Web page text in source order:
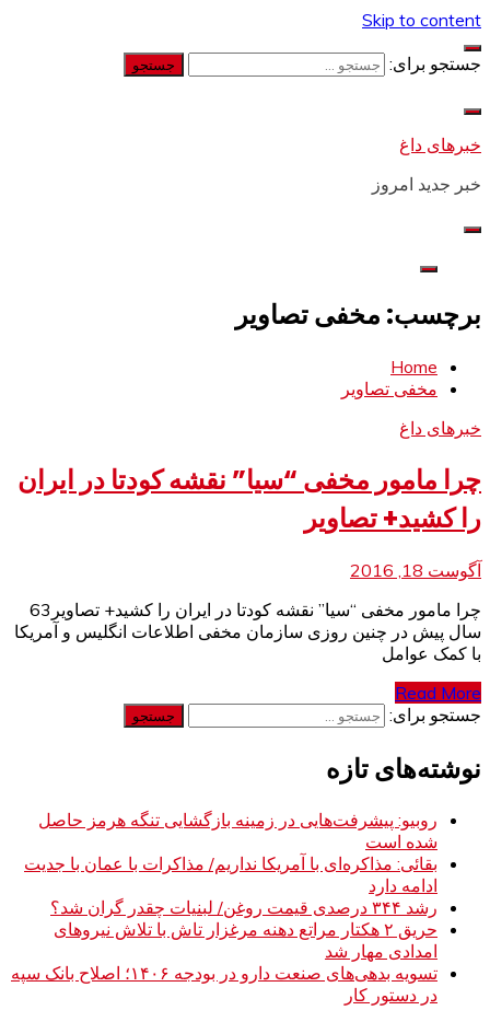
Skip to content
جستجو برای:
خبرهای داغ
خبر جدید امروز
برچسب: مخفی تصاویر
Home
مخفی تصاویر
خبرهای داغ
چرا مامور مخفی “سیا” نقشه کودتا در ایران
را کشید+ تصاویر
آگوست 18, 2016
چرا مامور مخفی “سیا” نقشه کودتا در ایران را کشید+ تصاویر63
سال پیش در چنین روزی سازمان مخفی اطلاعات انگلیس و آمریکا
با کمک عوامل
Read More
جستجو برای:
نوشته‌های تازه
روبیو: پیشرفت‌هایی در زمینه بازگشایی تنگه هرمز حاصل
شده است
بقائی: مذاکره‌ای با آمریکا نداریم/ مذاکرات با عمان با جدیت
ادامه دارد
رشد ۳۴۴ درصدی قیمت روغن/ لبنیات چقدر گران شد؟
حریق ۲ هکتار مراتع دهنه مرغزار تاش با تلاش نیروهای
امدادی مهار شد
تسویه بدهی‌های صنعت دارو در بودجه ۱۴۰۶؛ اصلاح بانک سپه
در دستور کار